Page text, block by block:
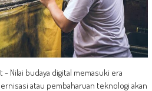
Nilai budaya digital memasuki era
atau pembaharuan teknologi akan